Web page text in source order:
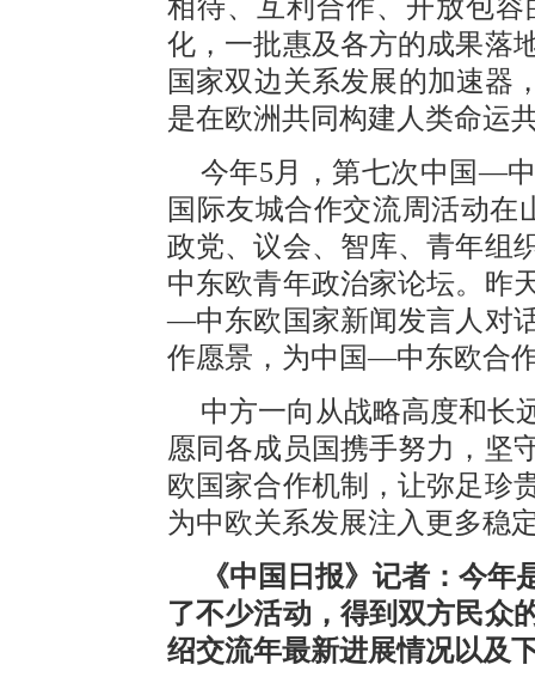
相待、互利合作、开放包
化，一批惠及各方的成果落
国家双边关系发展的加速器
是在欧洲共同构建人类命运
今年5月，第七次中国—
国际友城合作交流周活动在
政党、议会、智库、青年组
中东欧青年政治家论坛。昨
—中东欧国家新闻发言人对
作愿景，为中国—中东欧合
中方一向从战略高度和长
愿同各成员国携手努力，坚
欧国家合作机制，让弥足珍
为中欧关系发展注入更多稳
《中国日报》记者：今
了不少活动，得到双方民众
绍交流年最新进展情况以及